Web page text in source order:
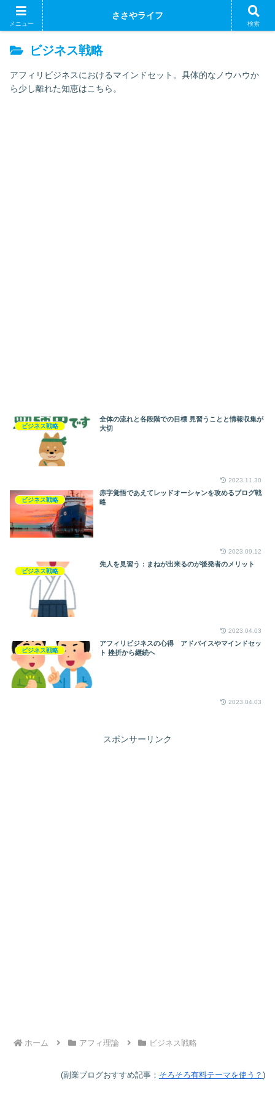
ビジネス戦略
アフィリビジネスにおけるマインドセット。具体的なノウハウか
ら少し離れた知恵はこちら。
ビジネス戦略
全体の流れと各段階での目標 見習うことと情報収集が
大切
2023.11.30
ビジネス戦略
赤字覚悟であえてレッドオーシャンを攻めるブログ戦
略
2023.09.12
ビジネス戦略
先人を見習う：まねが出来るのが後発者のメリット
2023.04.03
ビジネス戦略
アフィリビジネスの心得 アドバイスやマインドセッ
ト 挫折から継続へ
2023.04.03
スポンサーリンク
ホーム アフィ理論 ビジネス戦略
(副業ブログおすすめ記事： そろそろ有料テーマを使う？ )
メニュー
ささやライフ
検索